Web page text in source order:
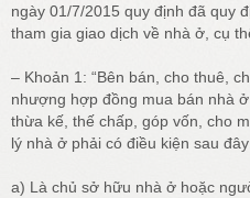
ngày 01/7/2015 quy định đã quy
tham gia giao dịch về nhà ở, cụ
– Khoản 1: “Bên bán, cho thuê,
nhượng hợp đồng mua bán nhà
thừa kế, thế chấp, góp vốn, cho
lý nhà ở phải có điều kiện sau
a) Là chủ sở hữu nhà ở hoặc